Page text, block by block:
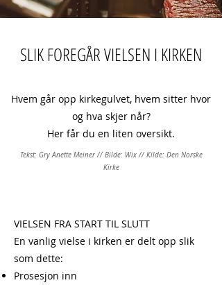
SLIK FOREGÅR VIELSEN I KIRKEN
Hvem går opp kirkegulvet, hvem sitter hvor
og hva skjer når?
Her får du en liten oversikt.
Tekst: Gry Anette Meiner // Bilde: Wix // Kilde: Den Norske
Kirke
VIELSEN FRA START TIL SLUTT
En vanlig vielse i kirken er delt opp slik
som dette:
Prosesjon inn